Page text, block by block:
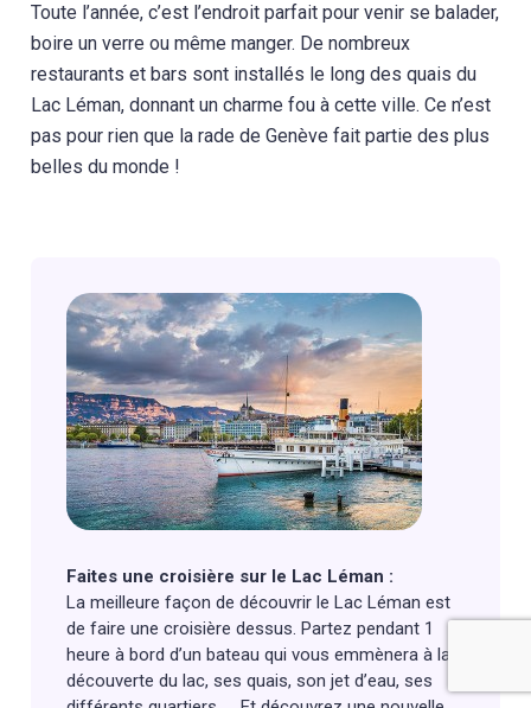
Toute l’année, c’est l’endroit parfait pour venir se balader,
boire un verre ou même manger. De nombreux
restaurants et bars sont installés le long des quais du
Lac Léman, donnant un charme fou à cette ville. Ce n’est
pas pour rien que la rade de Genève fait partie des plus
belles du monde !
Faites une croisière sur le Lac Léman :
La meilleure façon de découvrir le Lac Léman est
de faire une croisière dessus. Partez pendant 1
heure à bord d’un bateau qui vous emmènera à la
découverte du lac, ses quais, son jet d’eau, ses